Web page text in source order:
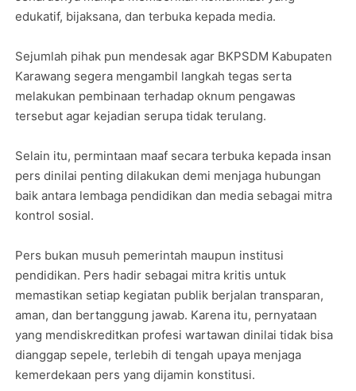
edukatif, bijaksana, dan terbuka kepada media.
Sejumlah pihak pun mendesak agar BKPSDM Kabupaten
Karawang segera mengambil langkah tegas serta
melakukan pembinaan terhadap oknum pengawas
tersebut agar kejadian serupa tidak terulang.
Selain itu, permintaan maaf secara terbuka kepada insan
pers dinilai penting dilakukan demi menjaga hubungan
baik antara lembaga pendidikan dan media sebagai mitra
kontrol sosial.
Pers bukan musuh pemerintah maupun institusi
pendidikan. Pers hadir sebagai mitra kritis untuk
memastikan setiap kegiatan publik berjalan transparan,
aman, dan bertanggung jawab. Karena itu, pernyataan
yang mendiskreditkan profesi wartawan dinilai tidak bisa
dianggap sepele, terlebih di tengah upaya menjaga
kemerdekaan pers yang dijamin konstitusi.